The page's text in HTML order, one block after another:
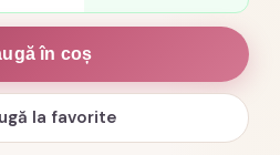
în coș
la favorite